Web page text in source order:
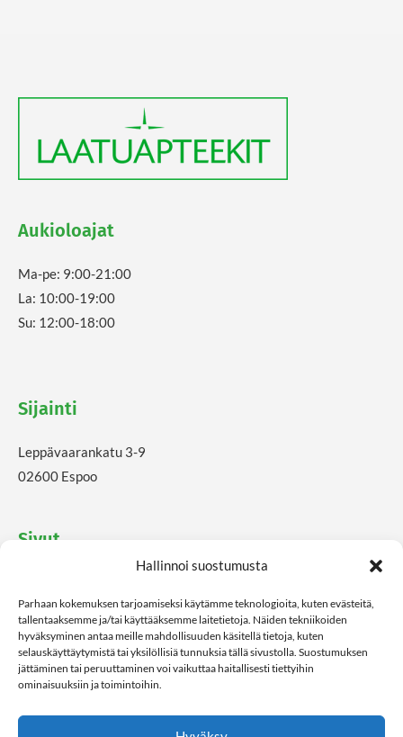
Hallinnoi suostumusta
Parhaan kokemuksen tarjoamiseksi käytämme teknologioita, kuten evästeitä,
tallentaaksemme ja/tai käyttääksemme laitetietoja. Näiden tekniikoiden
hyväksyminen antaa meille mahdollisuuden käsitellä tietoja, kuten
selauskäyttäytymistä tai yksilöllisiä tunnuksia tällä sivustolla. Suostumuksen
jättäminen tai peruuttaminen voi vaikuttaa haitallisesti tiettyihin
ominaisuuksiin ja toimintoihin.
Aukioloajat
Ma-pe: 9:00-21:00
La: 10:00-19:00
Su: 12:00-18:00
Sijainti
Leppävaarankatu 3-9
02600 Espoo
Sivut
Etusivu
Evästekäytäntö (EU)
Palvelut
Rokotepiste